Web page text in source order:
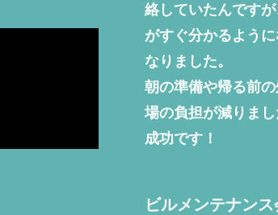
絡していたんです
がすぐ分かるよう
なりました。
朝の準備や帰る前
場の負担が減りま
成功です！
ビルメンテナン